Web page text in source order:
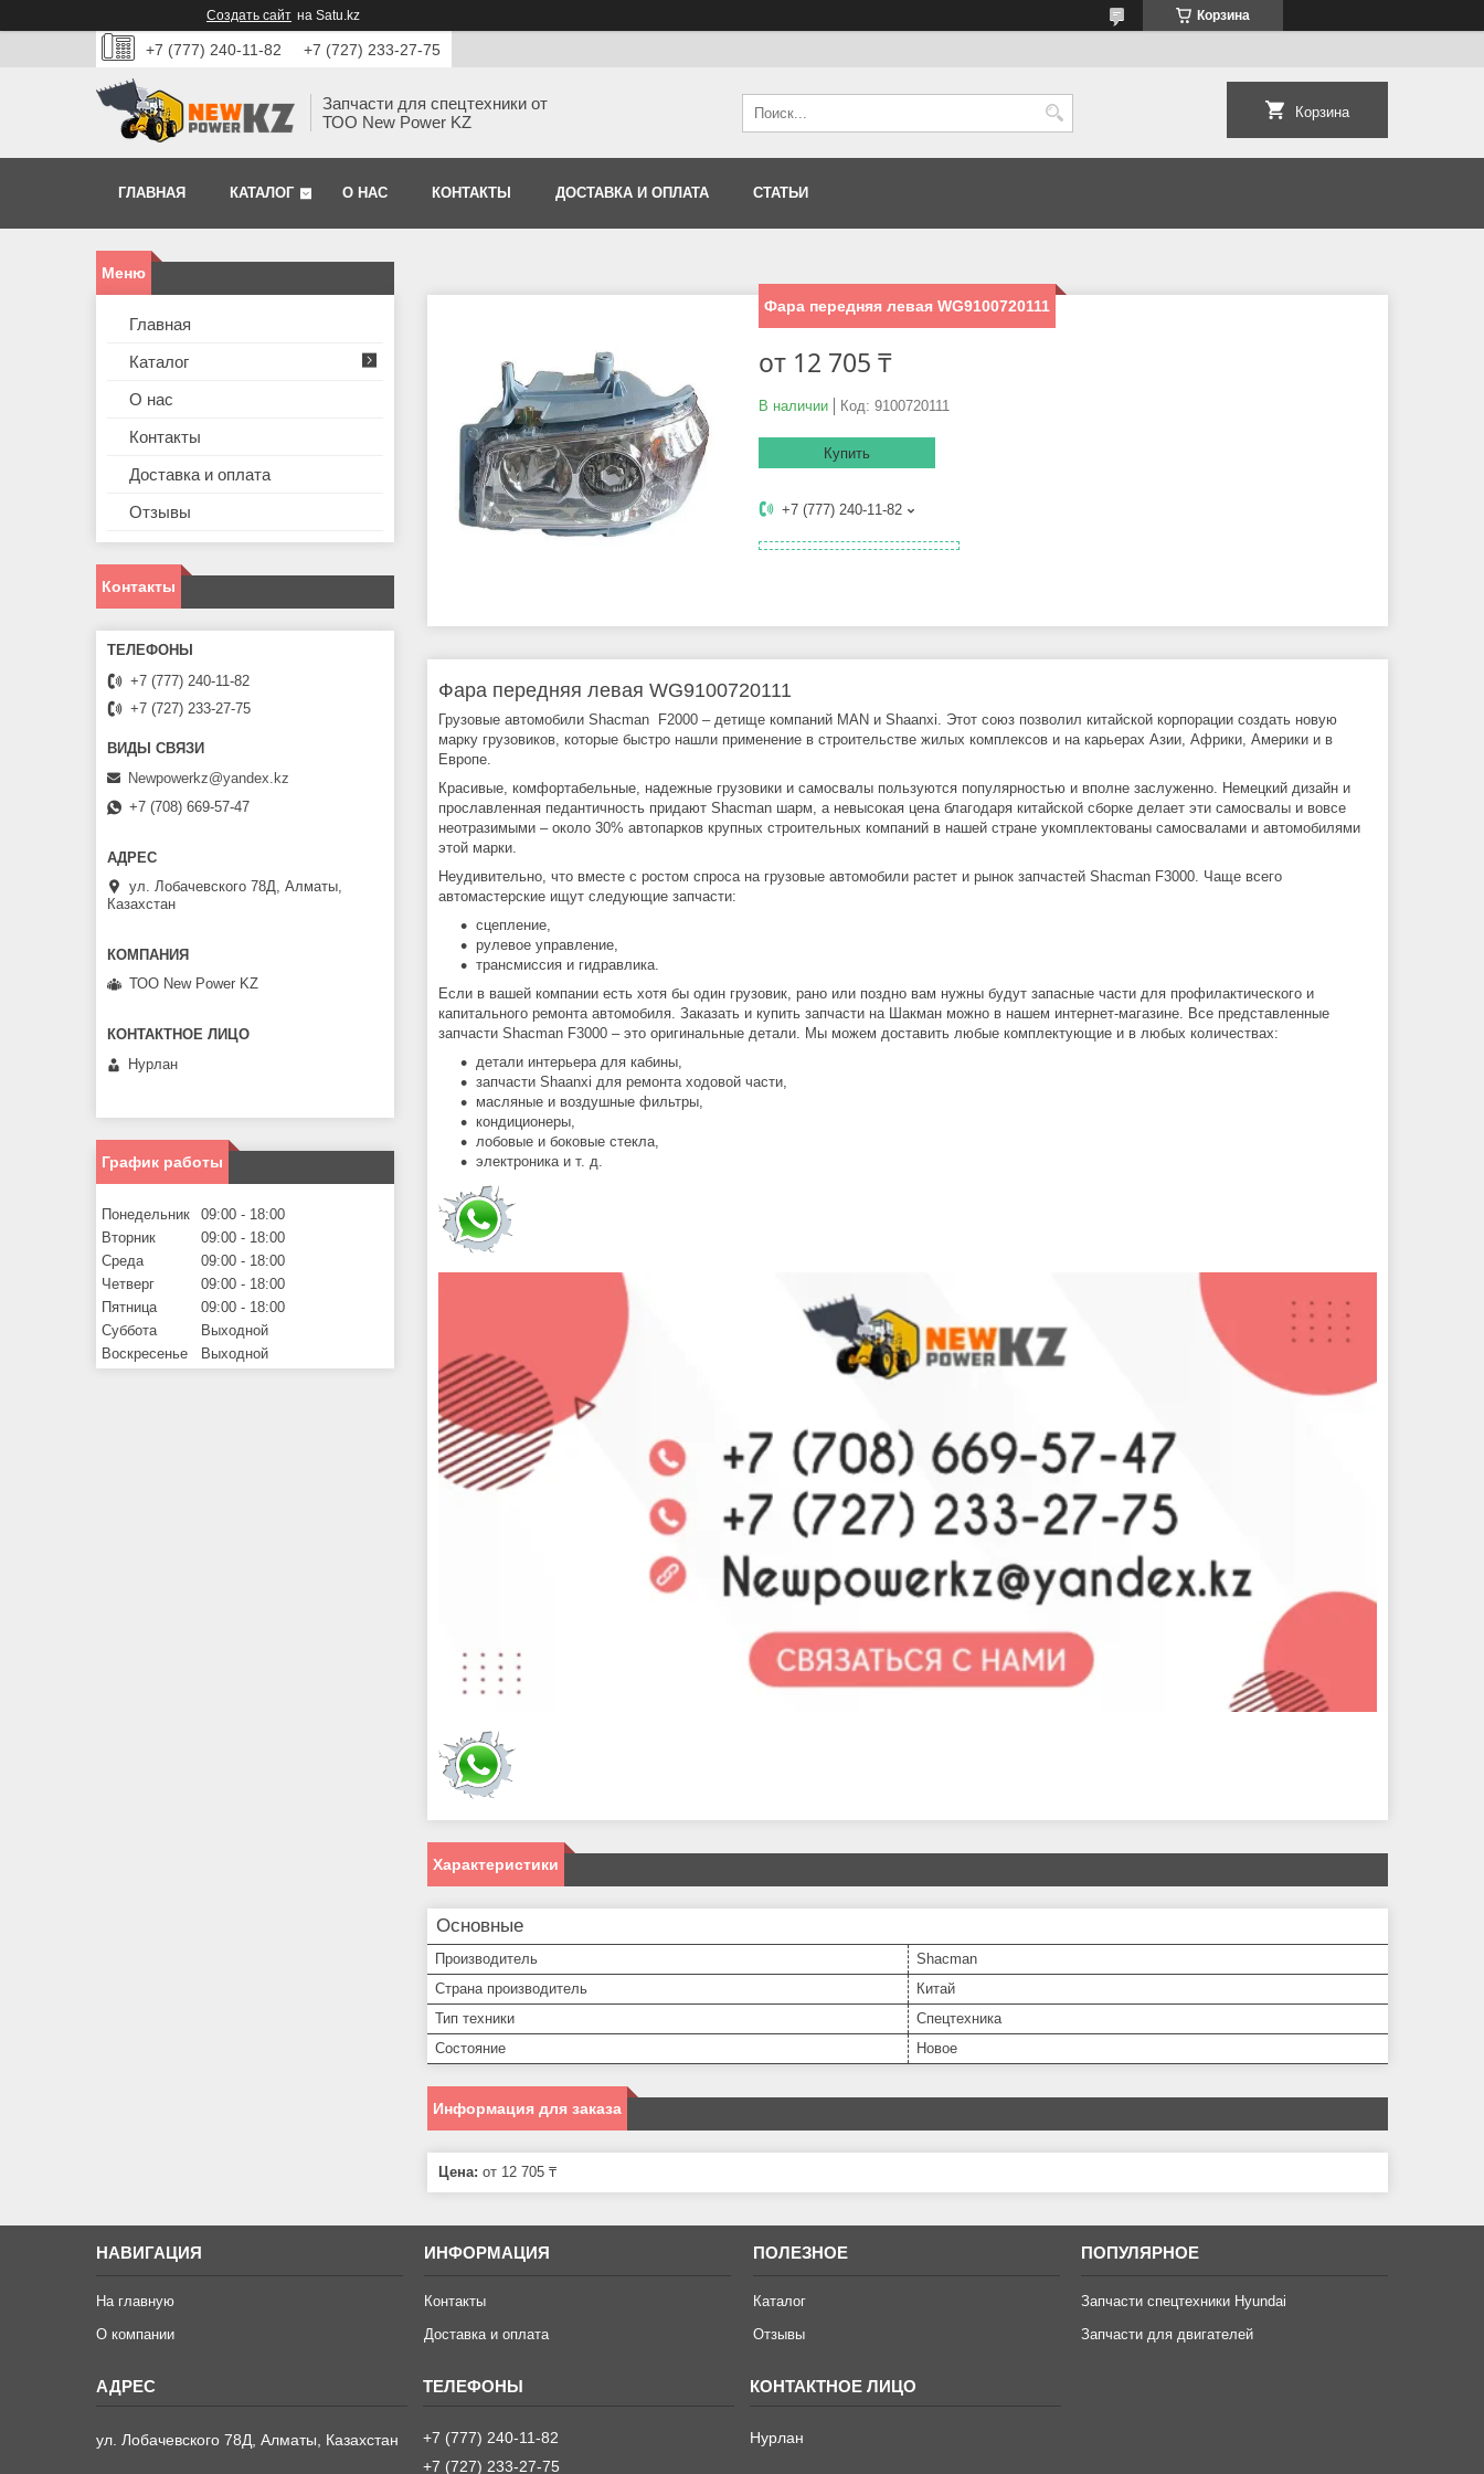
Создать сайт на Satu.kz Корзина
+7 (777) 240-11-82 +7 (727) 233-27-75
Запчасти для спецтехники от
ТОО New Power KZ
Корзина
ГЛАВНАЯ КАТАЛОГ О НАС КОНТАКТЫ ДОСТАВКА И ОПЛАТА СТАТЬИ
Фара передняя левая WG9100720111
от 12 705 ₸
В наличии Код: 9100720111
Купить
+7 (777) 240-11-82
Фара передняя левая WG9100720111
Грузовые автомобили Shacman F2000 – детище компаний MAN и Shaanxi. Этот союз позволил китайской корпорации создать новую
марку грузовиков, которые быстро нашли применение в строительстве жилых комплексов и на карьерах Азии, Африки, Америки и в
Европе.
Красивые, комфортабельные, надежные грузовики и самосвалы пользуются популярностью и вполне заслуженно. Немецкий дизайн и
прославленная педантичность придают Shacman шарм, а невысокая цена благодаря китайской сборке делает эти самосвалы и вовсе
неотразимыми – около 30% автопарков крупных строительных компаний в нашей стране укомплектованы самосвалами и автомобилями
этой марки.
Неудивительно, что вместе с ростом спроса на грузовые автомобили растет и рынок запчастей Shacman F3000. Чаще всего
автомастерские ищут следующие запчасти:
сцепление,
рулевое управление,
трансмиссия и гидравлика.
Если в вашей компании есть хотя бы один грузовик, рано или поздно вам нужны будут запасные части для профилактического и
капитального ремонта автомобиля. Заказать и купить запчасти на Шакман можно в нашем интернет-магазине. Все представленные
запчасти Shacman F3000 – это оригинальные детали. Мы можем доставить любые комплектующие и в любых количествах:
детали интерьера для кабины,
запчасти Shaanxi для ремонта ходовой части,
масляные и воздушные фильтры,
кондиционеры,
лобовые и боковые стекла,
электроника и т. д.
Характеристики
Основные
Производитель
Shacman
Страна производитель
Китай
Тип техники
Спецтехника
Состояние
Новое
Информация для заказа
Цена: от 12 705 ₸
Главная
Каталог
О нас
Контакты
Доставка и оплата
Отзывы
Контакты
+7 (777) 240-11-82
+7 (727) 233-27-75
Newpowerkz@yandex.kz
+7 (708) 669-57-47
ул. Лобачевского 78Д, Алматы,
Казахстан
ТОО New Power KZ
Нурлан
График работы
Понедельник 09:00
18:00
Вторник
09:00
18:00
Среда
09:00
18:00
Четверг
09:00
18:00
Пятница
09:00
18:00
Суббота
Выходной
Воскресенье
Выходной
НАВИГАЦИЯ
На главную
О компании
ИНФОРМАЦИЯ
Контакты
Доставка и оплата
ПОЛЕЗНОЕ
Каталог
Отзывы
ПОПУЛЯРНОЕ
Запчасти спецтехники Hyundai
Запчасти для двигателей
ул. Лобачевского 78Д, Алматы, Казахстан
+7 (777) 240-11-82
+7 (727) 233-27-75
Нурлан